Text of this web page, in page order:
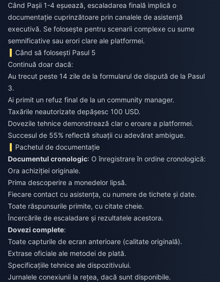
Când Pașii 1-4 eșuează, escaladarea finală implică o
documentație cuprinzătoare prin canalele de asistență
executivă. Se folosește pentru scenarii complexe cu sume
semnificative sau erori clare ale platformei.
Când să folosești Pasul 5
Continuă doar dacă:
Au trecut peste 14 zile de la formularul de dispută de la Pasul
3.
Ai primit un refuz final de la un community manager.
Taxările neautorizate depășesc 100 USD.
Dovezile tehnice demonstrează clar o eroare a platformei.
Succesul de 55% reflectă situații cu adevărat ambigue.
Pachetul de documentație
Documentul cronologic: O înregistrare în ordine cronologică:
Ora achiziției originale.
Prima descoperire a monedelor lipsă.
Fiecare contact cu asistența, cu numere de tichete și date.
Toate răspunsurile primite, cu citate cheie.
Încercările de escaladare și rezultatele acestora.
Dovezi complete:
Toate capturile de ecran anterioare (calitate originală).
Extrase oficiale ale metodei de plată.
Specificațiile tehnice ale dispozitivului.
Jurnalele conexiunii la rețea, dacă sunt disponibile.